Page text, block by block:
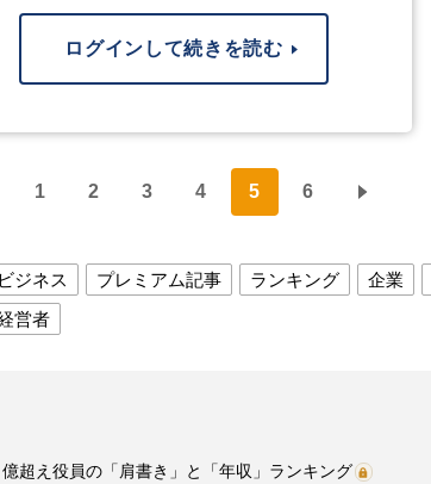
ログインして続きを読む
1 2 3 4 5 6
ビジネス プレミアム記事 ランキング 企業
営者
億超え役員の「肩書き」と「年収」ランキング